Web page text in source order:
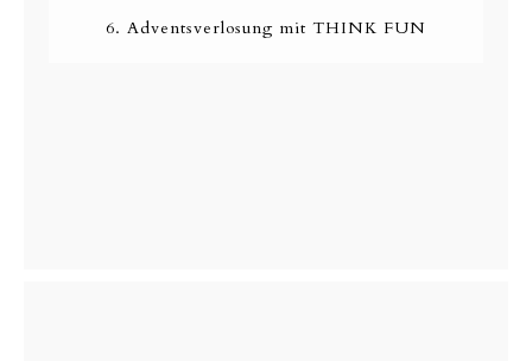
6. Adventsverlosung mit THINK FUN